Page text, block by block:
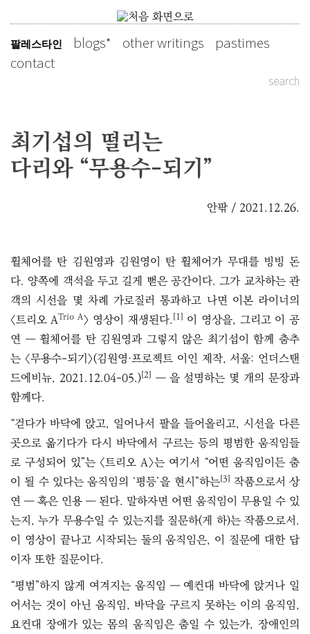
Skip
to
content
slowly as possible
팔레스타인 blogs other writings
pastimes
contact
search
최기섭의 떨리는
다리와 “무용수-되기”
안팎 / 2021.12.26.
휠체어를 탄 김원영과 김원영이 탄 휠체어가 무대를 빙빙 돈
다. 양쪽에 객석을 두고 길게 뻗은 공간이다. 그가 교차하는 관
객의 시선을 몇 차례 가로질러 통과하고 나면 이본 라이너의
〈트리오 ATrio A〉 영상이 재생된다.[1] 이 영상을, 그리고 이 공
연 ― 휠체어를 탄 김원영과 그렇지 않은 최기섭이 함께 춤추
는 〈무용수-되기〉(김원영·프로젝트 이인 제작, 서울: 언더스탠
드에비뉴, 2021.12.04-05.)[2] ― 을 설명하는 몇 개의 문장과
함께다.
“걷다가 바닥에 앉고, 일어나서 팔을 들어올리고, 시선을 다른
곳으로 옮기다가 다시 바닥에서 구르는 등의 평범한 움직임들
로 구성되어 있”는 〈트리오 A〉는 여기서 “어떤 움직임이든 춤
이 될 수 있다는 움직임의 ‘평등’을 현시”하는[3] 작품으로서 상
연 ― 혹은 인용 ― 된다. 말하자면 어떤 움직임이 무용일 수 있
는지, 누가 무용수일 수 있는지를 질문하(게 하)는 작품으로서.
이 영상이 끝나고 시작되는 둘의 움직임은, 이 질문에 대한 답
이자 또한 질문이다.
“평범”하지 않게 여겨지는 움직임 ― 예컨대 바닥에 앉거나 일
어서는 것이 아닌 움직임, 바닥을 구르지 못하는 이의 움직임,
요컨대 장애가 있는 몸의 움직임은 춤일 수 있는가, 장애인의